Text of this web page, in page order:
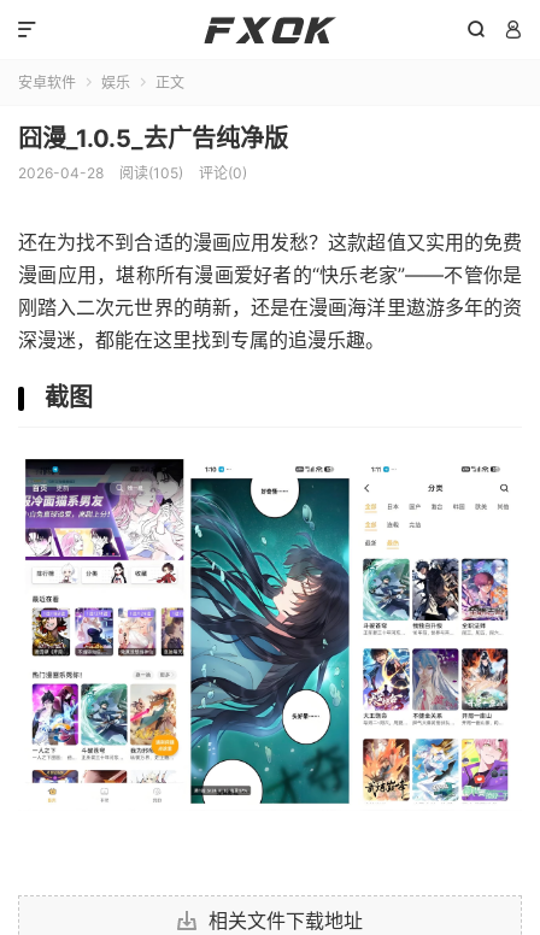
 

安卓软件  娱乐  正文
囧漫_1.0.5_去广告纯净版
2026-04-28 阅读(105) 评论(0)
还在为找不到合适的漫画应用发愁？这款超值又实用的免费
漫画应用，堪称所有漫画爱好者的“快乐老家”——不管你是
刚踏入二次元世界的萌新，还是在漫画海洋里遨游多年的资
深漫迷，都能在这里找到专属的追漫乐趣。
截图
相关文件下载地址